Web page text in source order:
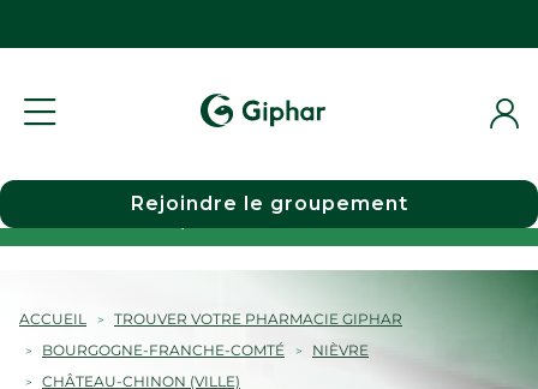
Choisir une pharmacie
Rejoindre le groupement
ACCUEIL
TROUVER VOTRE PHARMACIE GIPHAR
BOURGOGNE-FRANCHE-COMTÉ
NIÈVRE
CHÂTEAU-CHINON (VILLE)